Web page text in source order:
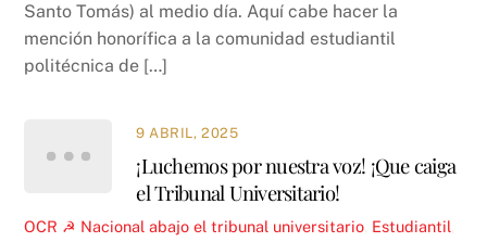
Santo Tomás) al medio día. Aquí cabe hacer la
mención honorífica a la comunidad estudiantil
politécnica de […]
9 ABRIL, 2025
¡Luchemos por nuestra voz! ¡Que caiga
el Tribunal Universitario!
OCR ☭ Nacional abajo el tribunal universitario Estudiantil